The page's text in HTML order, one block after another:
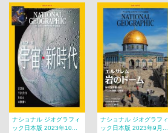
ナショナル ジオグラフィ
ック日本版 2023年10...
ナショナル ジオグラフィ
ック日本版 2023年9月...